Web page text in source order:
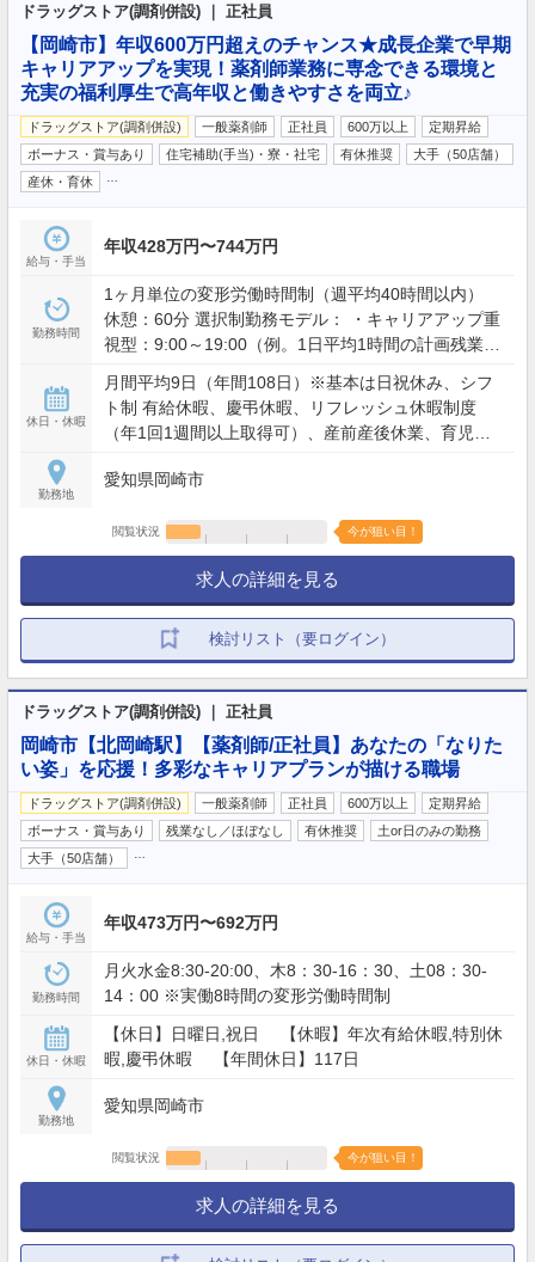
ドラッグストア(調剤併設) ｜ 正社員
【岡崎市】年収600万円超えのチャンス★成長企業で早期
キャリアアップを実現！薬剤師業務に専念できる環境と
充実の福利厚生で高年収と働きやすさを両立♪
ドラッグストア(調剤併設) 一般薬剤師 正社員 600万以上
定期昇給
ボーナス・賞与あり
住宅補助(手当)・寮・社宅 有休推奨
大手（50店舗）
産休・育休
給与・手当
年収428万円〜744万円
勤務時間
1ヶ月単位の変形労働時間制（週平均40時間以内）
休憩：60分 選択制勤務モデル： ・キャリアアップ重
視型：9:00～19:00（例。1日平均1時間の計画残業を
で実働8時間（残業想定少） ※夜間・土日含むシフト
勤務あり（配属店舗の営業時間による）
休日・休暇
月間平均9日（年間108日）※基本は日祝休み、シフ
ト制 有給休暇、慶弔休暇、リフレッシュ休暇制度
（年1回1週間以上取得可）、産前産後休業、育児休
勤務地
愛知県岡崎市
閲覧状況 今が狙い目！
求人の詳細を見る
検討リスト（要ログイン）
ドラッグストア(調剤併設) ｜ 正社員
岡崎市【北岡崎駅】【薬剤師/正社員】あなたの「なりた
い姿」を応援！多彩なキャリアプランが描ける職場
ドラッグストア(調剤併設) 一般薬剤師 正社員 600万以上
定期昇給
ボーナス・賞与あり
残業なし／ほぼなし 有休推奨
土or日のみの勤務
大手（50店舗）
給与・手当
年収473万円〜692万円
勤務時間
月火水金8:30-20:00、木8：30-16：30、土08：30-
14：00 ※実働8時間の変形労働時間制
休日・休暇
【休日】日曜日,祝日 【休暇】年次有給休暇,特別休
暇,慶弔休暇 【年間休日】117日
勤務地
愛知県岡崎市
閲覧状況 今が狙い目！
求人の詳細を見る